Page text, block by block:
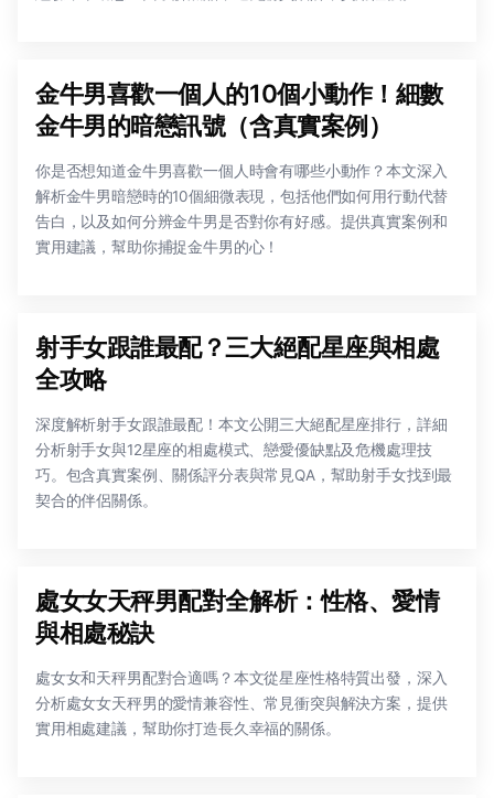
金牛男喜歡一個人的10個小動作！細數
金牛男的暗戀訊號（含真實案例）
你是否想知道金牛男喜歡一個人時會有哪些小動作？本文深入
解析金牛男暗戀時的10個細微表現，包括他們如何用行動代替
告白，以及如何分辨金牛男是否對你有好感。提供真實案例和
實用建議，幫助你捕捉金牛男的心！
射手女跟誰最配？三大絕配星座與相處
全攻略
深度解析射手女跟誰最配！本文公開三大絕配星座排行，詳細
分析射手女與12星座的相處模式、戀愛優缺點及危機處理技
巧。包含真實案例、關係評分表與常見QA，幫助射手女找到最
契合的伴侶關係。
處女女天秤男配對全解析：性格、愛情
與相處秘訣
處女女和天秤男配對合適嗎？本文從星座性格特質出發，深入
分析處女女天秤男的愛情兼容性、常見衝突與解決方案，提供
實用相處建議，幫助你打造長久幸福的關係。